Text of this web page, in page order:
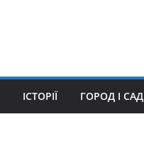
ІСТОРІЇ ГОРОД І САД